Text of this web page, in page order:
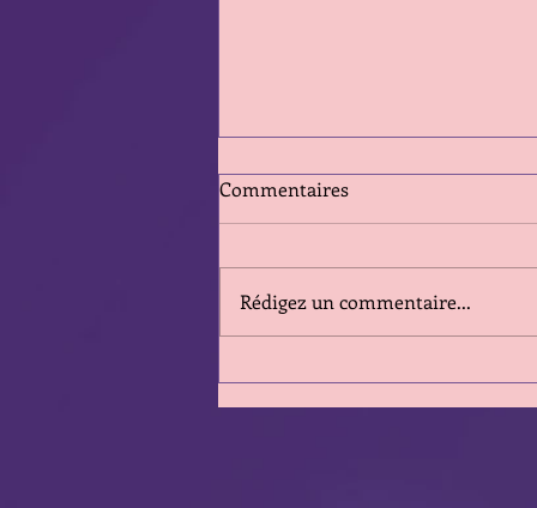
va du 3 au 9 Août 2026
Commentaires
Rédigez un commentaire...